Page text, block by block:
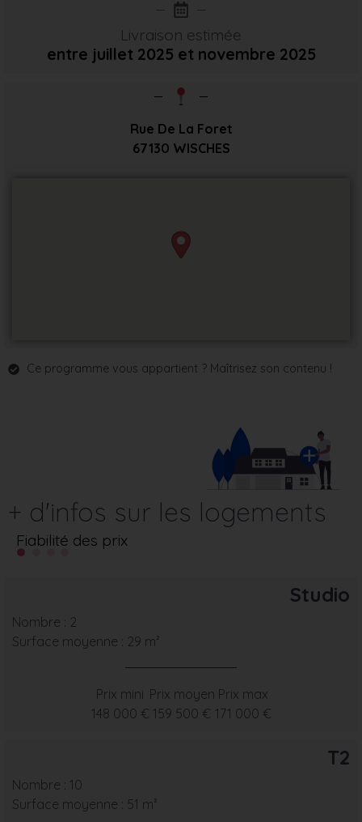
Livraison estimée
entre juillet 2025 et novembre 2025
Rue De La Foret
67130 WISCHES
Ce programme vous appartient ? Maîtrisez son contenu !
+ d'infos sur les logements
Fiabilité des prix
Studio
Nombre : 2
Surface moyenne : 29 m²
Prix mini
148 000 €
Prix moyen
159 500 €
Prix max
171 000 €
T2
Nombre : 10
Surface moyenne : 51 m²